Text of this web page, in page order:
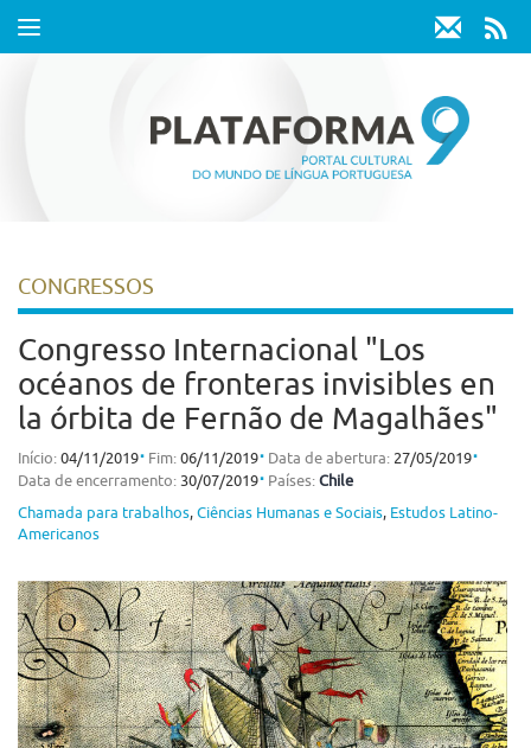
Toggle
CONGRESSOS
Congresso Internacional "Los
océanos de fronteras invisibles en
la órbita de Fernão de Magalhães"
Início: 04/11/2019⋅ Fim: 06/11/2019⋅ Data de abertura: 27/05/2019⋅
Data de encerramento: 30/07/2019⋅ Países: Chile
Chamada para trabalhos, Ciências Humanas e Sociais, Estudos Latino-
Americanos